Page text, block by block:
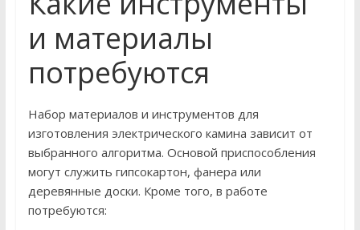
и материалы
потребуются
Набор материалов и инструментов для
изготовления электрического камина зависит от
выбранного алгоритма. Основой приспособления
могут служить гипсокартон, фанера или
деревянные доски. Кроме того, в работе
потребуются: